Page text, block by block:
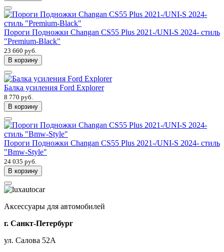
Пороги Подножки Changan CS55 Plus 2021-/UNI-S 2024- стиль
"Premium-Black"
23 660 руб.
В корзину
Балка усиления Ford Explorer
8 770 руб.
В корзину
Пороги Подножки Changan CS55 Plus 2021-/UNI-S 2024- стиль
"Bmw-Style"
24 035 руб.
В корзину
Аксессуары для автомобилей
г. Санкт-Петербург
ул. Салова 52А